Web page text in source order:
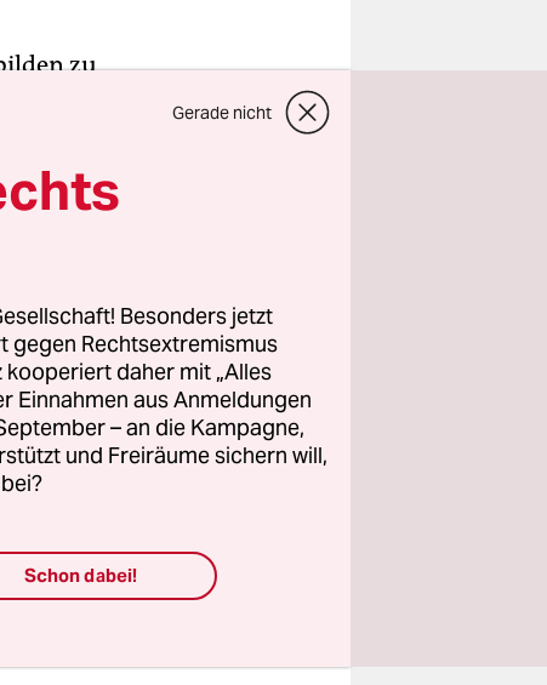
zu
leistete
wurde
ein
im
Sätze
Gerade nicht
Besonders jetzt
gegen Rechtsextremismus
daher mit „Alles
Einnahmen aus Anmeldungen
– an die Kampagne,
und Freiräume sichern will,
Schon dabei!